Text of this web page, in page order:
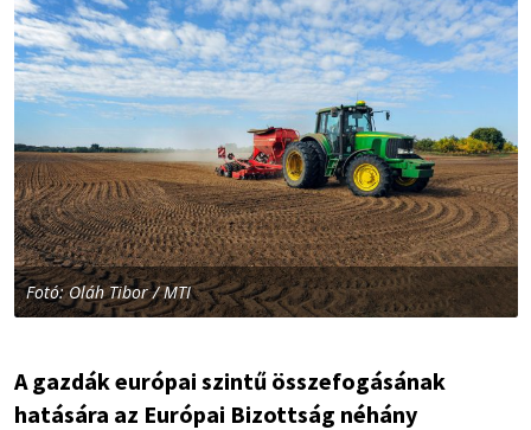
Fotó: Oláh Tibor / MTI
A gazdák európai szintű összefogásának
hatására az Európai Bizottság néhány